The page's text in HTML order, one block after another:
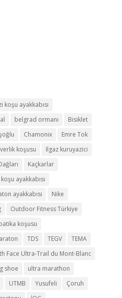
koşu ayakkabısı
belgrad ormanı
Bisiklet
Chamonix
Emre Tok
koşusu
Ilgaz kuruyazici
Kaçkarlar
koşu ayakkabısı
ayakkabısı
Nike
Outdoor Fitness Türkiye
koşusu
TDS TEGV
TEMA
Face Ultra-Trail du Mont-Blanc
shoe
ultra marathon
UTMB Yusufeli
Çoruh